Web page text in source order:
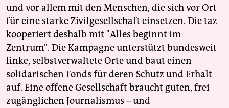
und vor allem mit den Menschen, die sich vor Ort
für eine starke Zivilgesellschaft einsetzen. Die taz
kooperiert deshalb mit "Alles beginnt im
Zentrum". Die Kampagne unterstützt bundesweit
linke, selbstverwaltete Orte und baut einen
solidarischen Fonds für deren Schutz und Erhalt
auf. Eine offene Gesellschaft braucht guten, frei
zugänglichen Journalismus – und